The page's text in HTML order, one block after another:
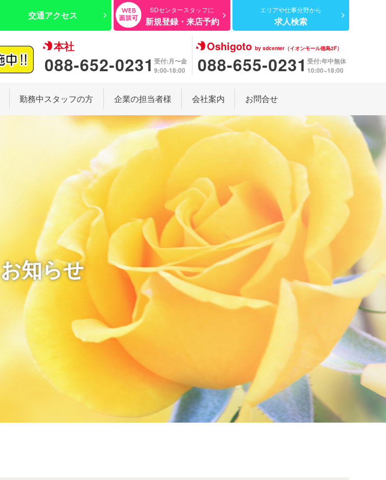
エリアや仕事分野から
求人検索
SDセンタースタッフに
新規登録・来店予約
交通アクセス
本社
088-652-0231受付:月〜金
9:00-18:00
Oshigotoby sdcenter（イオンモール徳島2F）
088-655-0231受付:年中無休
10:00~18:00
勤務中スタッフの方 企業の担当者様 会社案内 お問合せ
お知らせ